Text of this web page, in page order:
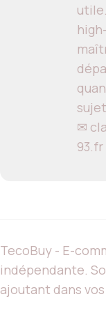
✉
93.fr
TecoBuy - E-
indépendante.
ajoutant dans